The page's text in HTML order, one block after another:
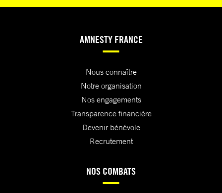
AMNESTY FRANCE
Nous connaître
Notre organisation
Nos engagements
Transparence financière
Devenir bénévole
Recrutement
NOS COMBATS